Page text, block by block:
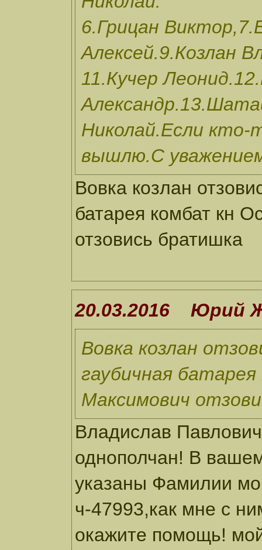
6.Грицан
Алексей.9.Козлан
11.Кучер
Николай.Если кто-
вышлю.С
Вовка козлан
батарея комбат кн
отзовись братишка
20.03.2016 Юрий
Вовка козлан
гаубичная
Максимович
Владислав
однополчан! В
указаны Фамилии
ч-47993,как мне с
окажите помощь!